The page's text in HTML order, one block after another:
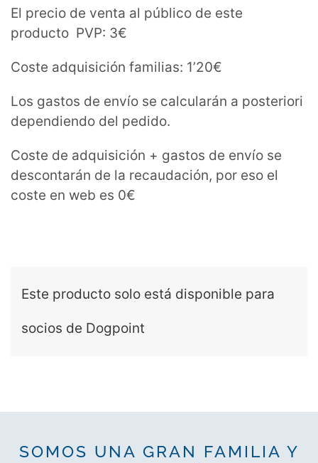
El precio de venta al público de este
producto PVP: 3€
Coste adquisición familias: 1’20€
Los gastos de envío se calcularán a posteriori
dependiendo del pedido.
Coste de adquisición + gastos de envío se
descontarán de la recaudación, por eso el
coste en web es 0€
Este producto solo está disponible para
socios de Dogpoint
SOMOS UNA GRAN FAMILIA Y